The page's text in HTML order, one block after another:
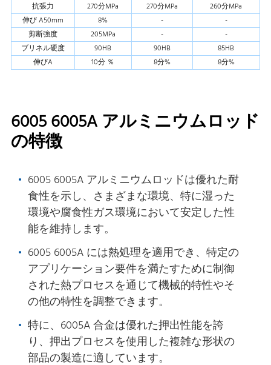
抗張力
270分MPa 270分MPa
260分MPa
伸び A50mm
8% -
-
剪断強度
205MPa -
-
ブリネル硬度
90HB 90HB
85HB
伸びA
10分 ％ 8分% 8分%
6005 6005A アルミニウムロッド
の特徴
6005 6005A アルミニウムロッドは優れた耐
食性を示し、さまざまな環境、特に湿った
環境や腐食性ガス環境において安定した性
能を維持します。
6005 6005A には熱処理を適用でき、特定の
アプリケーション要件を満たすために制御
された熱プロセスを通じて機械的特性やそ
の他の特性を調整できます。
特に、6005A 合金は優れた押出性能を誇
り、押出プロセスを使用した複雑な形状の
部品の製造に適しています。